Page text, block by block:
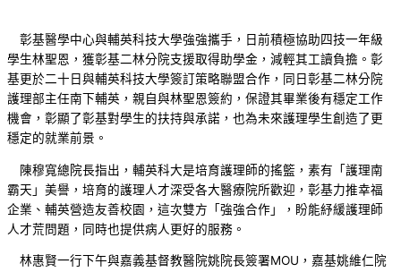
彰基醫學中心與輔英科技大學強強攜手，日前積極協助四技一年級
學生林聖恩，獲彰基二林分院支援取得助學金，減輕其工讀負擔。彰
基更於二十日與輔英科技大學簽訂策略聯盟合作，同日彰基二林分院
護理部主任南下輔英，親自與林聖恩簽約，保證其畢業後有穩定工作
機會，彰顯了彰基對學生的扶持與承諾，也為未來護理學生創造了更
穩定的就業前景。
陳穆寬總院長指出，輔英科大是培育護理師的搖籃，素有「護理南
霸天」美譽，培育的護理人才深受各大醫療院所歡迎，彰基力推幸福
企業、輔英營造友善校園，這次雙方「強強合作」，盼能紓緩護理師
人才荒問題，同時也提供病人更好的服務。
林惠賢一行下午與嘉義基督教醫院姚院長簽署MOU，嘉基姚維仁院